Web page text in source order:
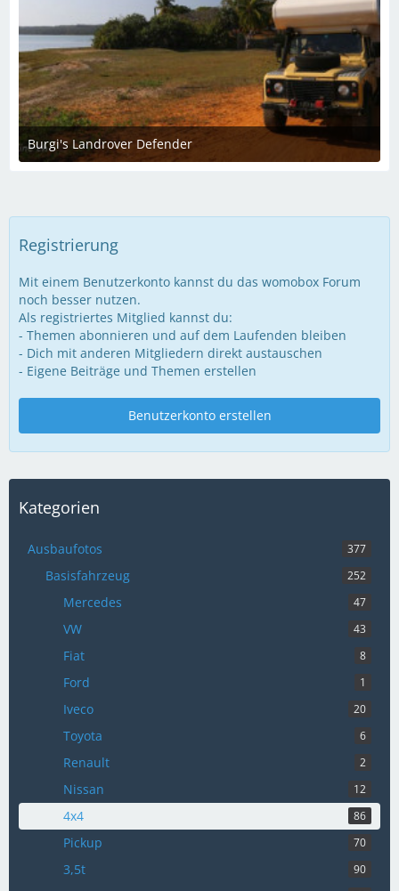
Burgi's Landrover Defender
6. März 2022 um 05:16
Registrierung
Mit einem Benutzerkonto kannst du das womobox Forum
noch besser nutzen.
Als registriertes Mitglied kannst du:
- Themen abonnieren und auf dem Laufenden bleiben
- Dich mit anderen Mitgliedern direkt austauschen
- Eigene Beiträge und Themen erstellen
Benutzerkonto erstellen
Kategorien
Ausbaufotos 377
Basisfahrzeug 252
Mercedes 47
VW 43
Fiat 8
Ford 1
Iveco 20
Toyota 6
Renault 2
Nissan 12
4x4 86
Pickup 70
3,5t 90